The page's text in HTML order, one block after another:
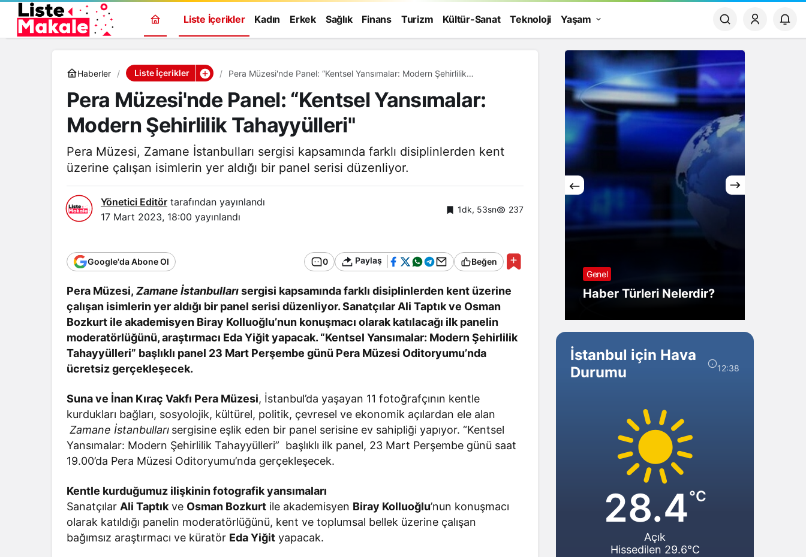
Liste İçerikler Kadın Erkek Sağlık Finans Turizm Kültür-Sanat Teknoloji Yaşam
Haberler Liste İçerikler
Pera Müzesi'nde Panel: “Kentsel Yansımalar: Modern Şehirlilik
Pera Müzesi'nde Panel: “Kentsel Yansımalar:
Modern Şehirlilik Tahayyülleri"
Pera Müzesi, Zamane İstanbulları sergisi kapsamında farklı disiplinlerden kent
üzerine çalışan isimlerin yer aldığı bir panel serisi düzenliyor.
Yönetici Editör tarafından yayınlandı
17 Mart 2023, 18:00 yayınlandı
1dk, 53sn 237
Google'da Abone Ol 0 Paylaş Beğen
Pera Müzesi,Zamane İstanbullarısergisi kapsamında farklı disiplinlerden kent üzerine
çalışan isimlerin yer aldığı bir panel serisi düzenliyor. Sanatçılar Ali Taptık ve Osman
Bozkurt ile akademisyen Biray Kolluoğlu’nun konuşmacı olarak katılacağı ilk panelin
moderatörlüğünü, araştırmacı Eda Yiğit yapacak. “Kentsel Yansımalar: Modern Şehirlilik
Tahayyülleri” başlıklı panel 23 Mart Perşembe günü Pera Müzesi Oditoryumu’nda
ücretsiz gerçekleşecek.
Suna ve İnan Kıraç Vakfı Pera Müzesi, İstanbul’da yaşayan 11 fotoğrafçının kentle
kurdukları bağları, sosyolojik, kültürel, politik, çevresel ve ekonomik açılardan ele alan
Zamane İstanbulları sergisine eşlik eden bir panel serisine ev sahipliği yapıyor. “Kentsel
Yansımalar: Modern Şehirlilik Tahayyülleri” başlıklı ilk panel, 23 Mart Perşembe günü saat
19.00’da Pera Müzesi Oditoryumu’nda gerçekleşecek.
Kentle kurduğumuz ilişkinin fotografik yansımaları
Sanatçılar Ali Taptık ve Osman Bozkurt ile akademisyen Biray Kolluoğlu’nun konuşmacı
olarak katıldığı panelin moderatörlüğünü, kent ve toplumsal bellek üzerine çalışan
bağımsız araştırmacı ve küratör Eda Yiğit yapacak.
Genel
Zaman Bağlanır?
Genel
Haber Türleri Nelerdir?
İstanbul için Hava
Durumu
12:38
28.4°C
Açık
Hissedilen 29.6°C